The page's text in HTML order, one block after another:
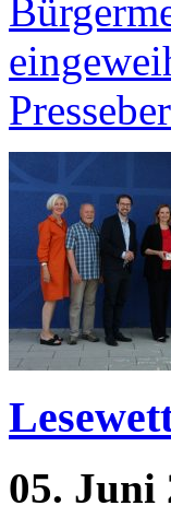
05. Juni